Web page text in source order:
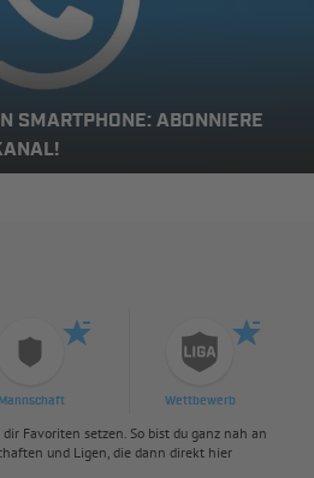
SMARTPHONE: ABONNIERE
Mannschaft Wettbewerb
Favoriten setzen. So bist du ganz nah an
und Ligen, die dann direkt hier